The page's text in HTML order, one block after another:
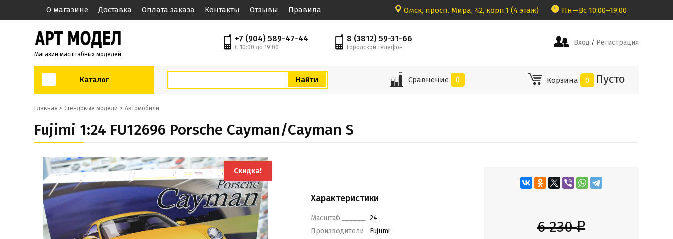
О магазине Доставка Оплата заказа Контакты Отзывы Правила Омск, просп. Мира, 42, корп.1 (4 этаж) Пн—Вс 10:00–19:00
Магазин масштабных моделей
+7 (904) 589-47-44
С 10:00 до 19:00
8 (3812) 59-31-66
Городской телефон
Вход / Регистрация
Каталог Сравнение 0 Корзина 0 Пусто
Главная > Стендовые модели Автомобили
Fujimi 1:24 FU12696 Porsche Cayman/Cayman S
Скидка!
Характеристики
Масштаб
24
Производители
Fujumi 6 230₽